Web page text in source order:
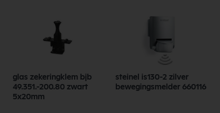
glas zekeringklem bjb
49.351.-200.80 zwart
5x20mm
steinel is130-2 zilver
bewegingsmelder 660116